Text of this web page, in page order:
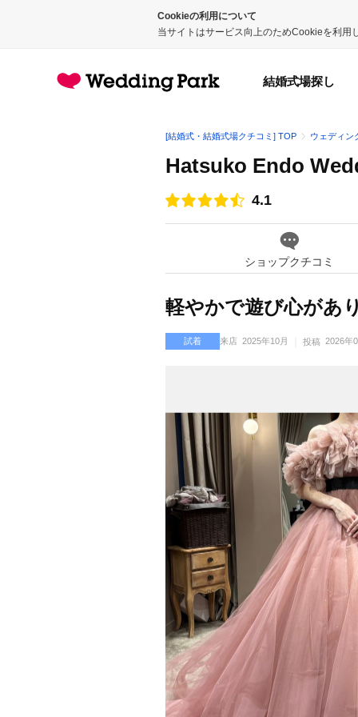
Cookieの利用について
当サイトはサービス向上のためCookieを利
結婚式場探し
[結婚式・結婚式場クチコミ] TOP ウェディン
Hatsuko Endo
点数
4.1
ショップクチコミ
軽やかで遊び心があ
試着 来店 2025年10月 投稿 2026年